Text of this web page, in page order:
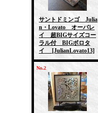
サントドミンゴ Julia
n・Lovato オーバレ
イ 超BIGサイズコー
ラル付 BIGボロタ
イ
[JulianLovato13]
No.2